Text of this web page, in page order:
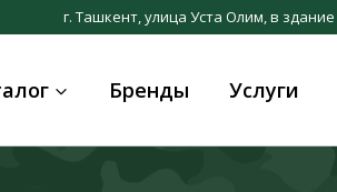
г. Ташкент, улица Уста Олим, в
Бренды Услуги